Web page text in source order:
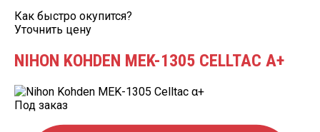
Как быстро окупится?
Уточнить цену
NIHON KOHDEN MEK-1305 CELLTAC Α+
Под заказ